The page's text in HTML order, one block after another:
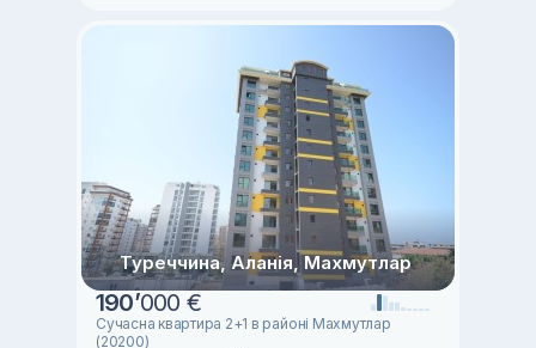
Туреччина, Аланія, Махмутлар
190’000 €
Сучасна квартира 2+1 в районі Махмутлар
(20200)